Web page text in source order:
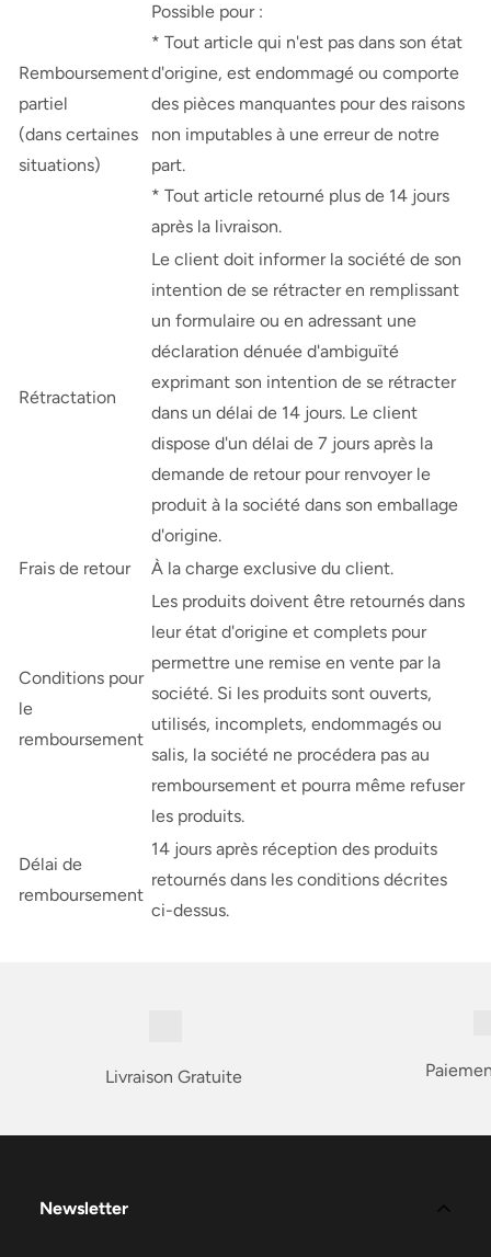
Remboursement
partiel
(dans certaines
situations)
Possible pour :
* Tout article qui n'est pas dans son état
d'origine, est endommagé ou comporte
des pièces manquantes pour des raisons
non imputables à une erreur de notre
part.
* Tout article retourné plus de 14 jours
après la livraison.
Rétractation
Le client doit informer la société de son
intention de se rétracter en remplissant
un formulaire ou en adressant une
déclaration dénuée d'ambiguïté
exprimant son intention de se rétracter
dans un délai de 14 jours. Le client
dispose d'un délai de 7 jours après la
demande de retour pour renvoyer le
produit à la société dans son emballage
d'origine.
Frais de retour
À la charge exclusive du client.
Conditions pour
le
remboursement
Les produits doivent être retournés dans
leur état d'origine et complets pour
permettre une remise en vente par la
société. Si les produits sont ouverts,
utilisés, incomplets, endommagés ou
salis, la société ne procédera pas au
remboursement et pourra même refuser
les produits.
Délai de
remboursement
14 jours après réception des produits
retournés dans les conditions décrites
ci-dessus.
Livraison Gratuite
Newsletter